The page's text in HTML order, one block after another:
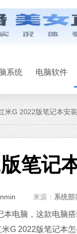
系统 电脑软件
米G 2022版笔记本安
笔记
来源： 系统部
脑，这款电脑搭
G 2022版笔记本